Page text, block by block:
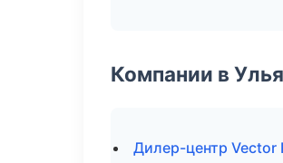
Компании в
Дилер-центр Vector